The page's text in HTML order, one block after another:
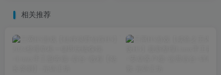
授权后台+简易安卓客户端
相关推荐